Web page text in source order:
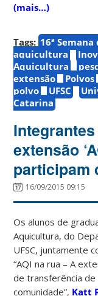
(mais…)
Tags: 16ª Semana
aquicultura
Aquicultura
extensão
Polvos
polvo
UFSC
Catarina
extensão
participam
16/09/2015 09:15
Os alunos de
Aquicultura, do
UFSC, juntamente
“AQI na rua – A
de transferência de
comunidade”, Katt